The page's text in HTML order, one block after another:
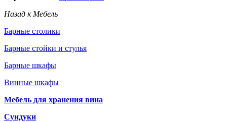
Назад к Мебель
Барные столики
Барные стойки и стулья
Барные шкафы
Винные шкафы
Мебель для хранения вина
Сундуки